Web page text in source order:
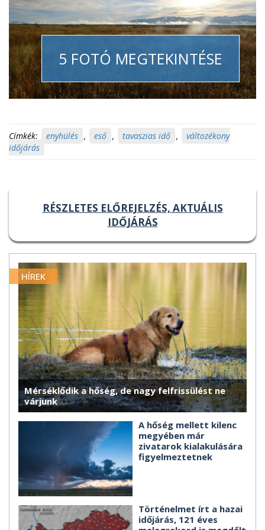
5 FOTÓ MEGTEKINTÉSE
Címkék: enyhülés , eső , tavaszias idő ,
változékony
időjárás
RÉSZLETES ELŐREJELZÉS, AKTUÁLIS
IDŐJÁRÁS
HÍREK
Mérséklődik a hőség, de nagy felfrissülést ne
várjunk
A hőség mellett kilenc
megyében már
zivatarok kialakulására
figyelmeztetnek
Történelmet írt a hazai
időjárás, 121 éves